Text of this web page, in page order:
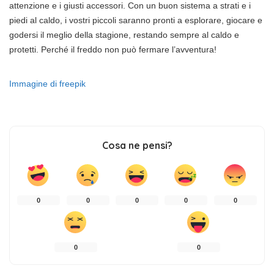
attenzione e i giusti accessori. Con un buon sistema a strati e i
piedi al caldo, i vostri piccoli saranno pronti a esplorare, giocare e
godersi il meglio della stagione, restando sempre al caldo e
protetti. Perché il freddo non può fermare l’avventura!
Immagine di freepik
Cosa ne pensi?
0 0 0 0 0
0 0